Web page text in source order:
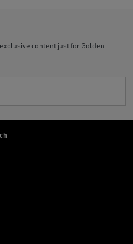
content just for Golden